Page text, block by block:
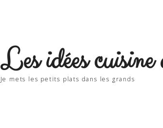
Les idées cuisine
Je mets les petits plats dans les grands